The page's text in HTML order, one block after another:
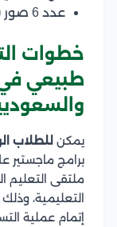
عدد 6 صور شخصية.
خطوات
طبيعي
يمكن للطلاب
برامج
ملتقى
التعليمية،
إتمام عملية